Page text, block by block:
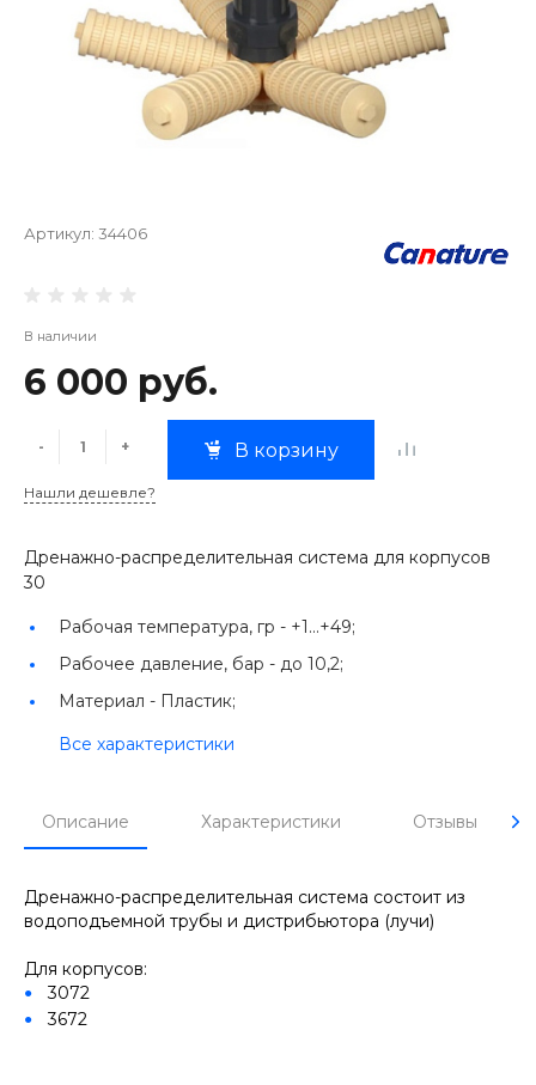
Артикул: 34406
В наличии
6 000 руб.
- + В корзину
Нашли дешевле?
Дренажно-распределительная система для корпусов
30
Рабочая температура, гр - +1...+49;
Рабочее давление, бар - до 10,2;
Материал - Пластик;
Все характеристики
Описание Характеристики Отзывы
Дренажно-распределительная система состоит из
водоподъемной трубы и дистрибьютора (лучи)
Для корпусов:
3072
3672